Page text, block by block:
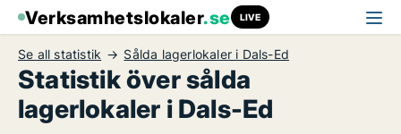
Verksamhetslokaler.se LIVE
Se all statistik Sålda lagerlokaler i Dals-Ed
Statistik över sålda
lagerlokaler i Dals-Ed